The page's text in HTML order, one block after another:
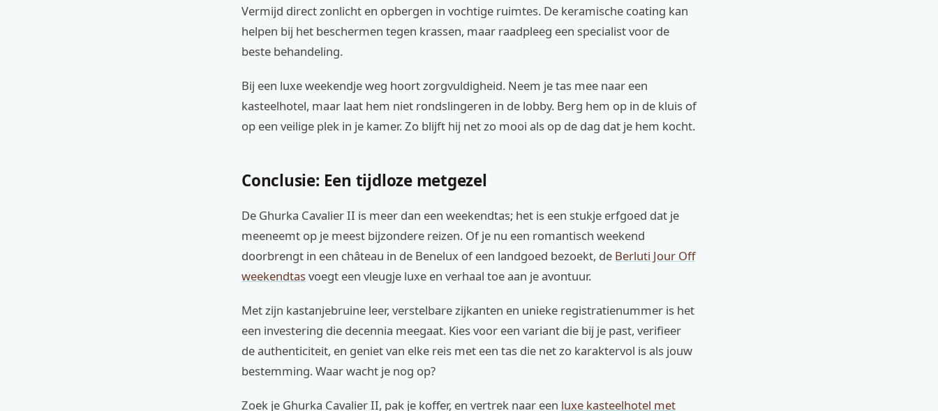
Vermijd direct zonlicht en opbergen in vochtige ruimtes. De keramische coating kan
helpen bij het beschermen tegen krassen, maar raadpleeg een specialist voor de
beste behandeling.
Bij een luxe weekendje weg hoort zorgvuldigheid. Neem je tas mee naar een
kasteelhotel, maar laat hem niet rondslingeren in de lobby. Berg hem op in de kluis of
op een veilige plek in je kamer. Zo blijft hij net zo mooi als op de dag dat je hem kocht.
Conclusie: Een tijdloze metgezel
De Ghurka Cavalier II is meer dan een weekendtas; het is een stukje erfgoed dat je
meeneemt op je meest bijzondere reizen. Of je nu een romantisch weekend
doorbrengt in een château in de Benelux of een landgoed bezoekt, de Berluti Jour Off
weekendtasvoegt een vleugje luxe en verhaal toe aan je avontuur.
Met zijn kastanjebruine leer, verstelbare zijkanten en unieke registratienummer is het
een investering die decennia meegaat. Kies voor een variant die bij je past, verifieer
de authenticiteit, en geniet van elke reis met een tas die net zo karaktervol is als jouw
bestemming. Waar wacht je nog op?
Zoek je Ghurka Cavalier II, pak je koffer, en vertrek naar een luxe kasteelhotel met